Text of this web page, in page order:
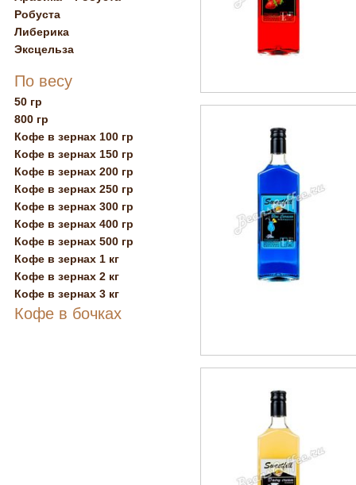
Робуста
Либерика
Эксцельза
По весу
50 гр
800 гр
Кофе в зернах 100 гр
Кофе в зернах 150 гр
Кофе в зернах 200 гр
Кофе в зернах 250 гр
Кофе в зернах 300 гр
Кофе в зернах 400 гр
Кофе в зернах 500 гр
Кофе в зернах 1 кг
Кофе в зернах 2 кг
Кофе в зернах 3 кг
Кофе в бочках